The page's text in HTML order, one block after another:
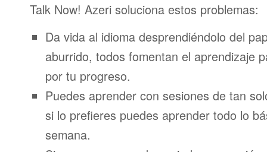
Talk Now! Azeri soluciona estos problemas:
Da vida al idioma desprendiéndolo del
aburrido, todos fomentan el aprendizaje
por tu progreso.
Puedes aprender con sesiones de tan
si lo prefieres puedes aprender todo lo
semana.